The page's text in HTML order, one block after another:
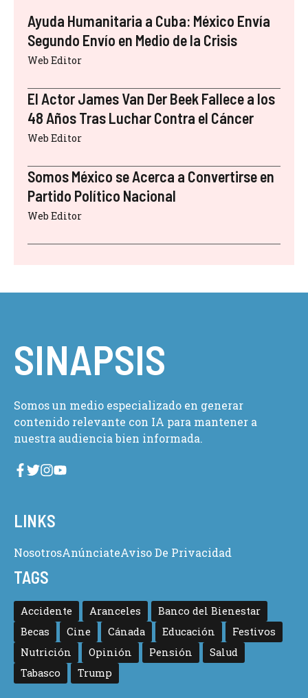
Ayuda Humanitaria a Cuba: México Envía
Segundo Envío en Medio de la Crisis
Web Editor
El Actor James Van Der Beek Fallece a los
48 Años Tras Luchar Contra el Cáncer
Web Editor
Somos México se Acerca a Convertirse en
Partido Político Nacional
Web Editor
SINAPSIS
Somos un medio especializado en generar
contenido relevante con IA para mantener a
nuestra audiencia bien informada.
LINKS
NosotrosAnúnciateAviso De Privacidad
TAGS
Accidente Aranceles
Banco del Bienestar
Becas
Cine Cánada Educación
Festivos
Nutrición
Opinión Pensión
Salud
Tabasco
Trump